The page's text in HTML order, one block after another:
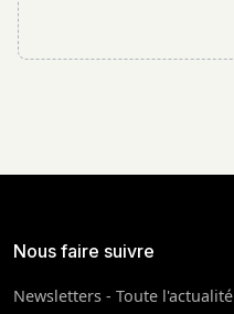
Nous faire suivre
Newsletters - Toute l'actualité